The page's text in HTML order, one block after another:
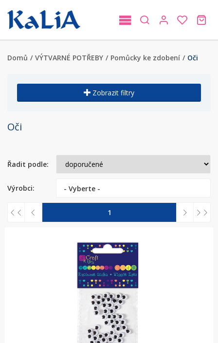
Domů / VÝTVARNÉ POTŘEBY / Pomůcky ke zdobení / Oči
Oči
Řadit podle:
Výrobci: - Vyberte -
1
Zobrazit filtry